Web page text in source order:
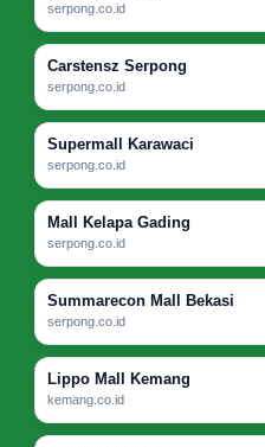
serpong.co.id
Carstensz Serpong
serpong.co.id
Supermall Karawaci
serpong.co.id
Mall Kelapa Gading
serpong.co.id
Summarecon Mall Bekasi
serpong.co.id
Lippo Mall Kemang
kemang.co.id